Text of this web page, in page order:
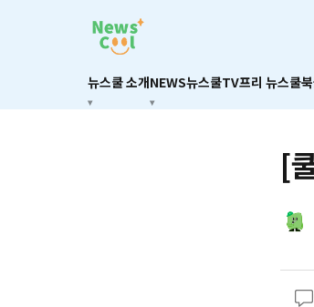
뉴스쿨 소개NEWS뉴스쿨TV프리 뉴스쿨
[